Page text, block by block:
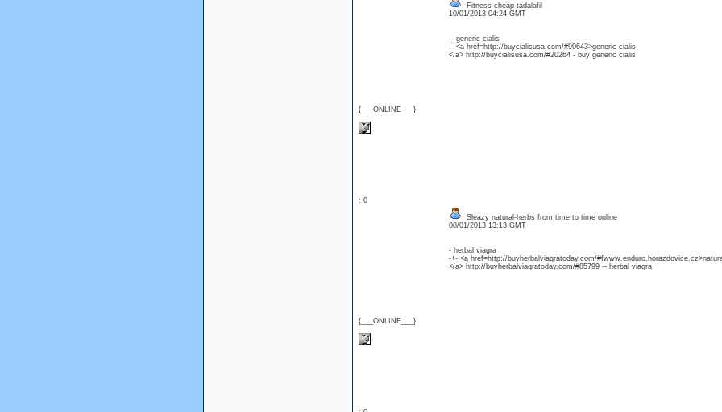
{___ONLINE___}
Fitness cheap tadalafil
10/01/2013 04:24 GMT
-- generic cialis
-- <a href=http://buycialisusa.com/#90643>generic cialis
</a> http://buycialisusa.com/#20264 - buy generic cialis
: 0
{___ONLINE___}
Sleazy natural-herbs from time to time online
08/01/2013 13:13 GMT
- herbal viagra
-+- <a href=http://buyherbalviagratoday.com/
</a> http://buyherbalviagratoday.com/#85799 -- herbal viagra